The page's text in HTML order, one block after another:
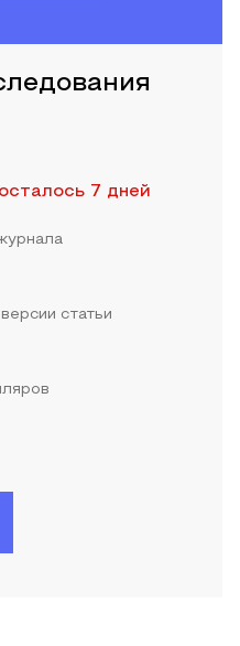
осталось 7 дней
статьи